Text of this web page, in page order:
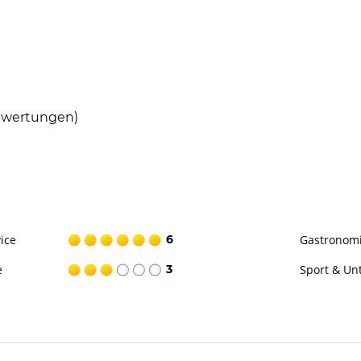
Snacks und eine Auswahl an
Entspannen Sie am Außenpool oder der
Kinderpool und einen Kinderclub.
trainieren. Wassersportarten wie
6
3 Sport &